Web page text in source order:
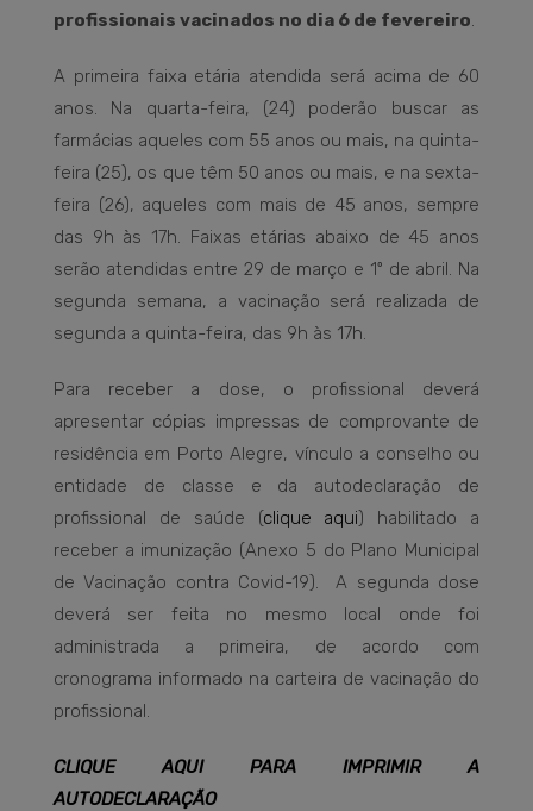
profissionais vacinados no dia 6 de fevereiro.
A primeira faixa etária atendida será acima de 60
anos. Na quarta-feira, (24) poderão buscar as
farmácias aqueles com 55 anos ou mais, na quinta-
feira (25), os que têm 50 anos ou mais, e na sexta-
feira (26), aqueles com mais de 45 anos, sempre
das 9h às 17h. Faixas etárias abaixo de 45 anos
serão atendidas entre 29 de março e 1º de abril. Na
segunda semana, a vacinação será realizada de
segunda a quinta-feira, das 9h às 17h.
Para receber a dose, o profissional deverá
apresentar cópias impressas de comprovante de
residência em Porto Alegre, vínculo a conselho ou
entidade de classe e da autodeclaração de
profissional de saúde (clique aqui) habilitado a
receber a imunização (Anexo 5 do Plano Municipal
de Vacinação contra Covid-19). A segunda dose
deverá ser feita no mesmo local onde foi
administrada a primeira, de acordo com
cronograma informado na carteira de vacinação do
profissional.
CLIQUE AQUI PARA IMPRIMIR A
AUTODECLARAÇÃO